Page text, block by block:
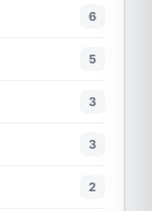
6
5
3
3
2